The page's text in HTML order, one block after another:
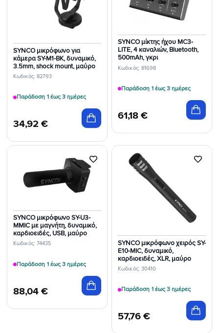
Κωδικός: 82793
SYNCO μικρόφωνο για
κάμερα SY-M1-BK, δυναμικό,
3.5mm, shock mount, μαύρο
34,92 €
Παράδοση 1 έως 3 ημέρες
Κωδικός: 81698
SYNCO μίκτης ήχου MC3-
LITE, 4 καναλιών, Bluetooth,
500mAh, γκρι
61,18 €
Παράδοση 1 έως 3 ημέρες
Προσθήκη
στη Λίστα
Επιθυμιών
Κωδικός: 74435
SYNCO μικρόφωνο SY-U3-
MMIC με μαγνήτη, δυναμικό,
καρδιοειδές, USB, μαύρο
88,04 €
Παράδοση 1 έως 3 ημέρες
Κωδικός: 30410
SYNCO μικρόφωνο χειρός SY-
E10-MIC, δυναμικό,
καρδιοειδές, XLR, μαύρο
57,76 €
Παράδοση 1 έως 3 ημέρες